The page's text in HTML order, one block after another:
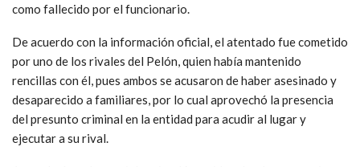
como fallecido por el funcionario.
De acuerdo con la información oficial, el atentado fue cometido
por uno de los rivales del Pelón, quien había mantenido
rencillas con él, pues ambos se acusaron de haber asesinado y
desaparecido a familiares, por lo cual aprovechó la presencia
del presunto criminal en la entidad para acudir al lugar y
ejecutar a su rival.